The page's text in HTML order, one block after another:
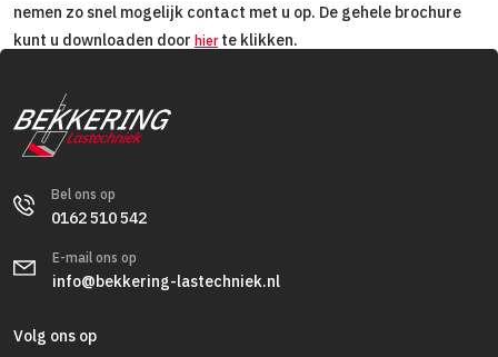
nemen zo snel mogelijk contact met u op. De gehele brochure
kunt u downloaden door hierte klikken.
Bel ons op
0162 510 542
E-mail ons op
info@bekkering-lastechniek.nl
Volg ons op